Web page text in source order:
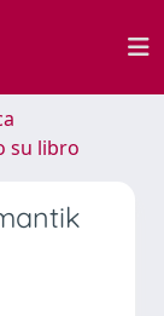
su libro